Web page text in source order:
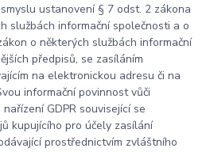
ustanovení § 7 odst. 2 zákona
službách informační společnosti a o
o některých službách informační
předpisů, se zasíláním
na elektronickou adresu či na
informační povinnost vůči
GDPR související se
kupujícího pro účely zasílání
prostřednictvím zvláštního